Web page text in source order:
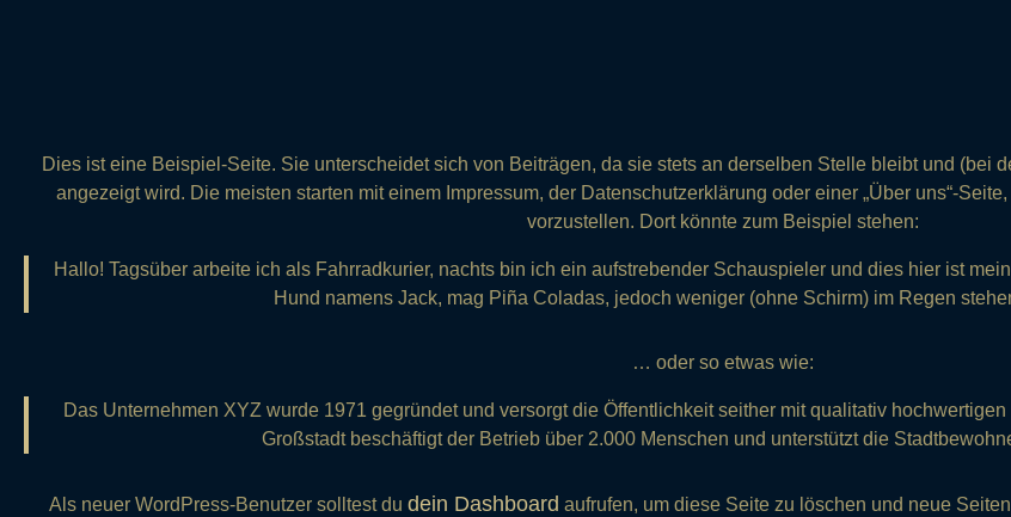
Dies ist eine Beispiel-Seite. Sie unterscheidet sich von Beiträgen, da sie stets an derselben Stelle bleibt und (bei
angezeigt wird. Die meisten starten mit einem Impressum, der Datenschutzerklärung oder einer „Über uns“-
vorzustellen. Dort könnte zum Beispiel stehen:
Hallo! Tagsüber arbeite ich als Fahrradkurier, nachts bin ich ein aufstrebender Schauspieler und dies hier ist
Hund namens Jack, mag Piña Coladas, jedoch weniger (ohne Schirm) im Regen
… oder so etwas wie:
Das Unternehmen XYZ wurde 1971 gegründet und versorgt die Öffentlichkeit seither mit qualitativ
Großstadt beschäftigt der Betrieb über 2.000 Menschen und unterstützt die
Als neuer WordPress-Benutzer solltest du dein Dashboard aufrufen, um diese Seite zu löschen und neue